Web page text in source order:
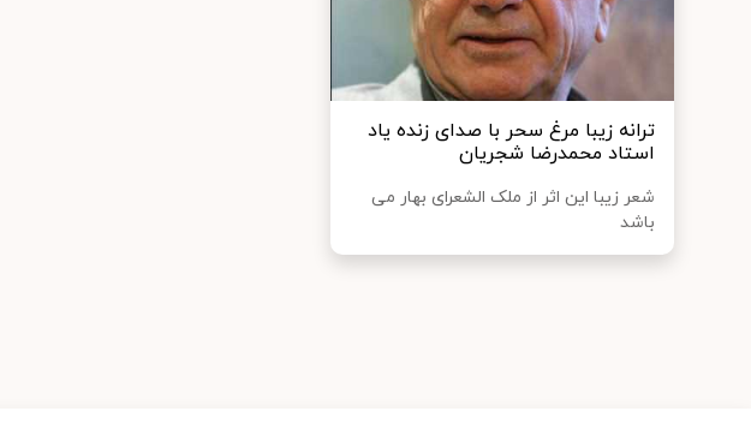
ترانه زیبا مرغ سحر با صدای زنده یاد
استاد محمدرضا شجریان
شعر زیبا این اثر از ملک الشعرای بهار می
باشد